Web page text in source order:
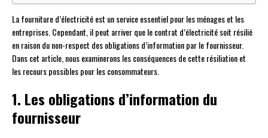
La fourniture d’électricité est un service essentiel pour les ménages et les
entreprises. Cependant, il peut arriver que le contrat d’électricité soit résilié
en raison du non-respect des obligations d’information par le fournisseur.
Dans cet article, nous examinerons les conséquences de cette résiliation et
les recours possibles pour les consommateurs.
1. Les obligations d’information du
fournisseur